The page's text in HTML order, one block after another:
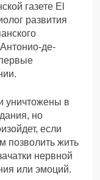
газете El
развития
де-
уничтожены в
но
если
позволить жить
нервной
или эмоций.